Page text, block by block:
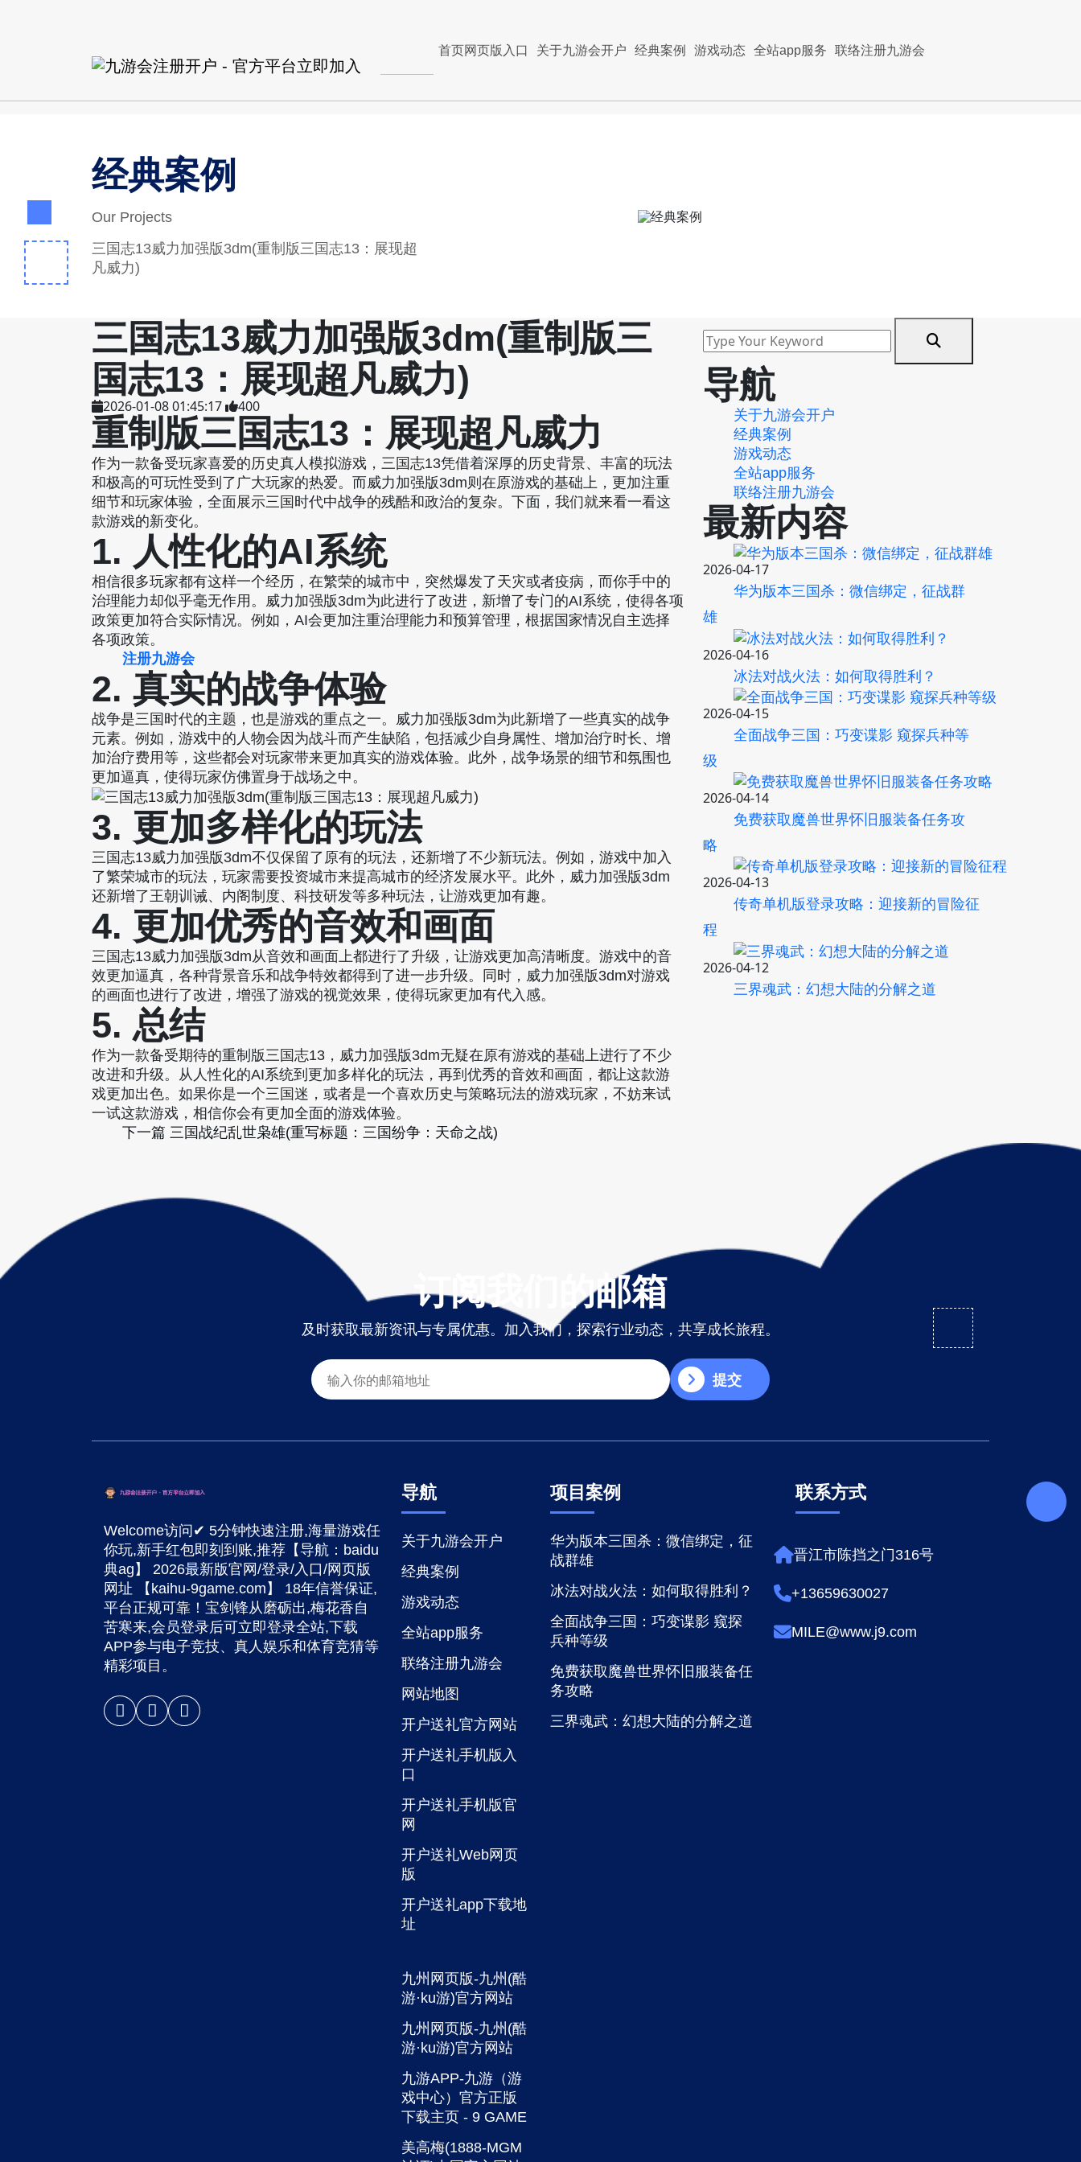
首页网页版入口 关于九游会开户 经典案例 游戏动态 全站app服务 联络注册九游会
经典案例
Our Projects
三国志13威力加强版3dm(重制版三国志13：展现超
凡威力)
三国志13威力加强版3dm(重制版三
国志13：展现超凡威力)
2026-01-08 01:45:17 400
重制版三国志13：展现超凡威力
作为一款备受玩家喜爱的历史真人模拟游戏，三国志13凭借着深厚的历史背景、丰富的玩法
和极高的可玩性受到了广大玩家的热爱。而威力加强版3dm则在原游戏的基础上，更加注重
细节和玩家体验，全面展示三国时代中战争的残酷和政治的复杂。下面，我们就来看一看这
款游戏的新变化。
1. 人性化的AI系统
相信很多玩家都有这样一个经历，在繁荣的城市中，突然爆发了天灾或者疫病，而你手中的
治理能力却似乎毫无作用。威力加强版3dm为此进行了改进，新增了专门的AI系统，使得各项
政策更加符合实际情况。例如，AI会更加注重治理能力和预算管理，根据国家情况自主选择
各项政策。
注册九游会
2. 真实的战争体验
战争是三国时代的主题，也是游戏的重点之一。威力加强版3dm为此新增了一些真实的战争
元素。例如，游戏中的人物会因为战斗而产生缺陷，包括减少自身属性、增加治疗时长、增
加治疗费用等，这些都会对玩家带来更加真实的游戏体验。此外，战争场景的细节和氛围也
更加逼真，使得玩家仿佛置身于战场之中。
3. 更加多样化的玩法
三国志13威力加强版3dm不仅保留了原有的玩法，还新增了不少新玩法。例如，游戏中加入
了繁荣城市的玩法，玩家需要投资城市来提高城市的经济发展水平。此外，威力加强版3dm
还新增了王朝训诫、内阁制度、科技研发等多种玩法，让游戏更加有趣。
4. 更加优秀的音效和画面
三国志13威力加强版3dm从音效和画面上都进行了升级，让游戏更加高清晰度。游戏中的音
效更加逼真，各种背景音乐和战争特效都得到了进一步升级。同时，威力加强版3dm对游戏
的画面也进行了改进，增强了游戏的视觉效果，使得玩家更加有代入感。
5. 总结
作为一款备受期待的重制版三国志13，威力加强版3dm无疑在原有游戏的基础上进行了不少
改进和升级。从人性化的AI系统到更加多样化的玩法，再到优秀的音效和画面，都让这款游
戏更加出色。如果你是一个三国迷，或者是一个喜欢历史与策略玩法的游戏玩家，不妨来试
一试这款游戏，相信你会有更加全面的游戏体验。
下一篇 三国战纪乱世枭雄(重写标题：三国纷争：天命之战)
导航
关于九游会开户
经典案例
游戏动态
全站app服务
联络注册九游会
最新内容
2026-04-17
华为版本三国杀：微信绑定，征战群
雄
2026-04-16
冰法对战火法：如何取得胜利？
2026-04-15
全面战争三国：巧变谍影 窥探兵种等
级
2026-04-14
免费获取魔兽世界怀旧服装备任务攻
略
2026-04-13
传奇单机版登录攻略：迎接新的冒险征
程
2026-04-12
三界魂武：幻想大陆的分解之道
订阅我们的邮箱
及时获取最新资讯与专属优惠。加入我们，探索行业动态，共享成长旅程。
提交
Welcome访问✔ 5分钟快速注册,海量游戏任
你玩,新手红包即刻到账,推荐【导航：baidu
典ag】 2026最新版官网/登录/入口/网页版
网址 【kaihu-9game.com】 18年信誉保证,
平台正规可靠！宝剑锋从磨砺出,梅花香自
苦寒来,会员登录后可立即登录全站,下载
APP参与电子竞技、真人娱乐和体育竞猜等
精彩项目。
导航
关于九游会开户
经典案例
游戏动态
全站app服务
联络注册九游会
网站地图
开户送礼官方网站
开户送礼手机版入
口
开户送礼手机版官
网
开户送礼Web网页
版
开户送礼app下载地
址
九州网页版-九州(酷
游·ku游)官方网站
九州网页版-九州(酷
游·ku游)官方网站
九游APP-九游（游
戏中心）官方正版
下载主页 - 9 GAME
美高梅(1888-MGM
项目案例
华为版本三国杀：微信绑定，征
战群雄
冰法对战火法：如何取得胜利？
全面战争三国：巧变谍影 窥探
兵种等级
免费获取魔兽世界怀旧服装备任
务攻略
三界魂武：幻想大陆的分解之道
联系方式
晋江市陈挡之门316号
+13659630027
MILE@www.j9.com